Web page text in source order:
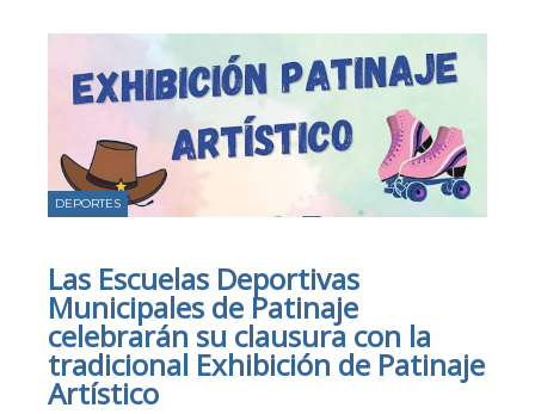
DEPORTES
Las Escuelas Deportivas
Municipales de Patinaje
celebrarán su clausura con la
tradicional Exhibición de Patinaje
Artístico